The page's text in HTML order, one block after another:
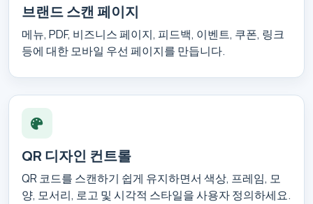
브랜드 스캔 페이지
메뉴, PDF, 비즈니스 페이지, 피드백, 이벤트, 쿠폰, 링크
등에 대한 모바일 우선 페이지를 만듭니다.
QR 디자인 컨트롤
QR 코드를 스캔하기 쉽게 유지하면서 색상, 프레임, 모
양, 모서리, 로고 및 시각적 스타일을 사용자 정의하세요.